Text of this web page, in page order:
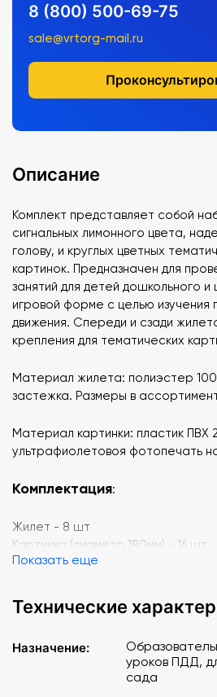
8 (800) 500-69-75
sale@vrtorg-mail.ru
Описание
Комплект представляет собой
сигнальных лимонного цвета,
голову, и круглых цветных
картинок. Предназначен для
занятий для детей дошкольного
игровой форме с целью изучения
движения. Спереди и сзади
крепления для тематических
Материал жилета: полиэстер
застежка. Размеры в
Материал картинки: пластик ПВХ
ультрафиолетовоя фотопечать
Комплектация:
Жилет - 8 шт
Картинка (диаметр 180мм) - 16 шт
Показать еще
Технические
Назначение:
уроков ПДД,
сада